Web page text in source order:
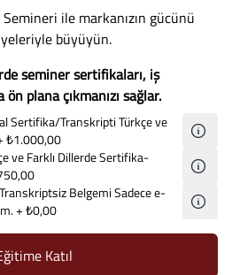
Semineri ile markanızın gücünü
büyüyün.
seminer sertifikaları, iş
plana çıkmanızı sağlar.
Sertifika/Transkripti Türkçe ve
₺1.000,00
ve Farklı Dillerde Sertifika-
Belgemi Sadece e-
+ ₺0,00
Katıl